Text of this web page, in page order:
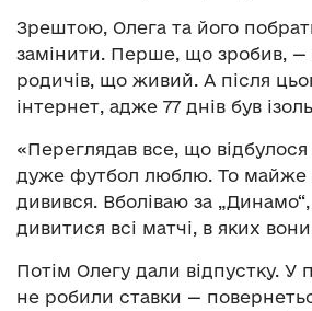
Зрештою, Олега та його
замінити. Перше, що зробив, —
родичів, що живий. А після
інтернет, адже 77 днів був
«Переглядав все, що відбулося
дуже футбол люблю. То майже
дивився. Вболіваю за
дивитися всі матчі, в яких
Потім Олегу дали відпустку. У
не робили ставки —